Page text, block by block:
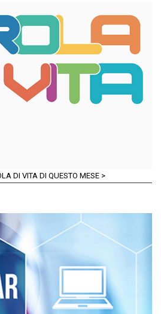
DI VITA DI QUESTO MESE >